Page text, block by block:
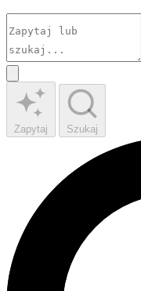
Zapytaj Szukaj